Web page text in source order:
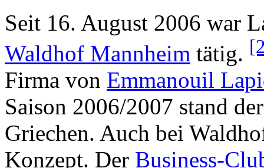
Seit 16. August 2006 war
Waldhof Mannheim tätig.
Firma von Emmanouil
Saison 2006/2007 stand
Griechen. Auch bei
Konzept. Der Business-